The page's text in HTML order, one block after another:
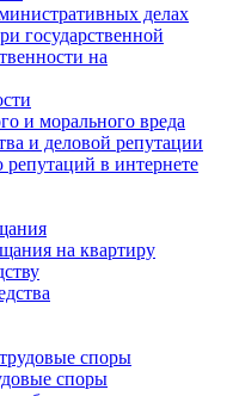
делах
государственной
на
и морального вреда
и деловой репутации
в интернете
на квартиру
споры
споры